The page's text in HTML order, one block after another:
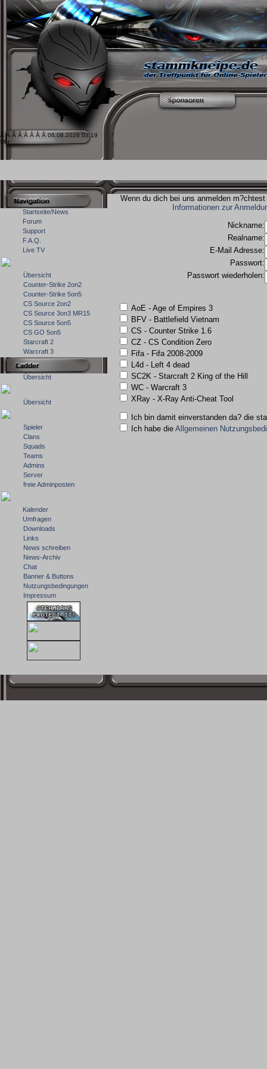
Â Â Â Â Â Â Â Â 06.08.2026 03:19
Uhr
Startseite/News
Forum
Support
F.A.Q.
Live TV
Übersicht
Counter-Strike 2on2
Counter-Strike 5on5
CS Source 2on2
CS Source 3on3 MR15
CS Source 5on5
CS GO 5on5
Starcraft 2
Warcraft 3
Übersicht
Übersicht
Spieler
Clans
Squads
Teams
Admins
Server
freie Adminposten
Kalender
Umfragen
Downloads
Links
News schreiben
News-Archiv
Chat
Banner & Buttons
Nutzungsbedingungen
Impressum
Wenn du dich bei uns anmelden
Informationen zur
Nickname:
Realname:
E-Mail Adresse:
Passwort:
Passwort wiederholen:
AoE - Age of Empires 3
BFV - Battlefield Vietnam
CS - Counter Strike 1.6
CZ - CS Condition Zero
Fifa - Fifa 2008-2009
L4d - Left 4 dead
SC2K - Starcraft 2 King of the Hill
WC - Warcraft 3
XRay - X-Ray Anti-Cheat Tool
Ich bin damit einverstanden da? die
Ich habe die Allgemeinen